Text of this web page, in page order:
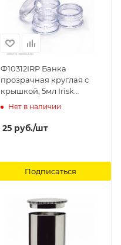
Ф10312IRP Банка
прозрачная круглая с
крышкой, 5мл Irisk
professional
Нет в наличии
25 руб./шт
Подписаться